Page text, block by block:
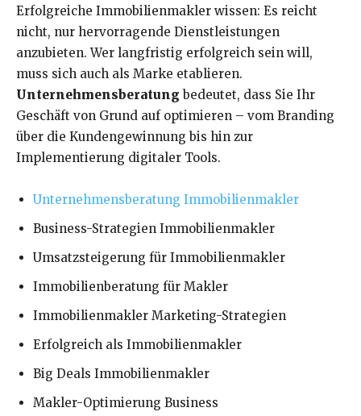
Erfolgreiche Immobilienmakler wissen: Es reicht
nicht, nur hervorragende Dienstleistungen
anzubieten. Wer langfristig erfolgreich sein will,
muss sich auch als Marke etablieren.
Unternehmensberatung bedeutet, dass Sie Ihr
Geschäft von Grund auf optimieren – vom Branding
über die Kundengewinnung bis hin zur
Implementierung digitaler Tools.
Unternehmensberatung Immobilienmakler
Business-Strategien Immobilienmakler
Umsatzsteigerung für Immobilienmakler
Immobilienberatung für Makler
Immobilienmakler Marketing-Strategien
Erfolgreich als Immobilienmakler
Big Deals Immobilienmakler
Makler-Optimierung Business